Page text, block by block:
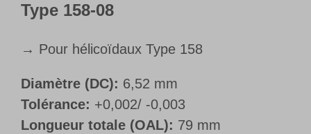
Type 158-08
→ Pour hélicoïdaux Type 158
Diamètre (DC): 6,52 mm
Tolérance: +0,002/ -0,003
Longueur totale (OAL): 79 mm